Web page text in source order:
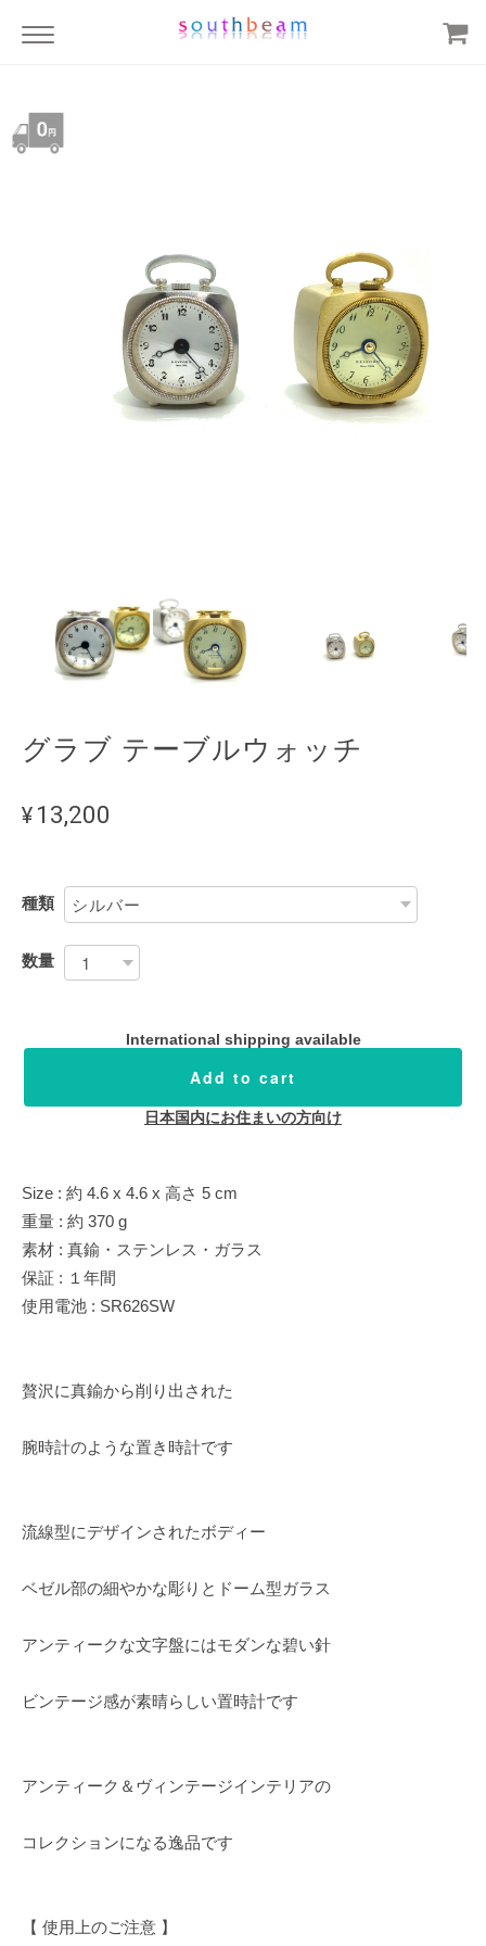
グラブ テーブルウォッチ
¥13,200
種類
数量
International shipping available
Add to cart
日本国内にお住まいの方向け
Size : 約 4.6 x 4.6 x 高さ 5 cm
重量 : 約 370 g
素材 : 真鍮・ステンレス・ガラス
保証 : １年間
使用電池 : SR626SW
贅沢に真鍮から削り出された
腕時計のような置き時計です
流線型にデザインされたボディー
ベゼル部の細やかな彫りとドーム型ガラス
アンティークな文字盤にはモダンな碧い針
ビンテージ感が素晴らしい置時計です
アンティーク＆ヴィンテージインテリアの
コレクションになる逸品です
【 使用上のご注意 】